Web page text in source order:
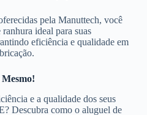
pela Manuttech, você
ideal para suas
eficiência e qualidade em
e a qualidade dos seus
Descubra como o aluguel de